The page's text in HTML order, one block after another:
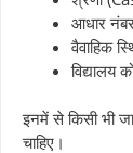
आधार
वैवाहिक
विद्यालय
इनमें से किसी भी
चाहिए।